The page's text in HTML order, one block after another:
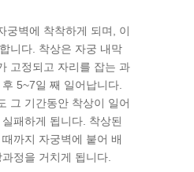
궁벽에 착착하게 되며, 이
니다. 착상은 자궁 내막
고정되고 자리를 잡는 과
5~7일 째 일어납니다.
그 기간동안 착상이 일어
패하게 됩니다. 착상된
까지 자궁벽에 붙어 배
정을 거치게 됩니다.